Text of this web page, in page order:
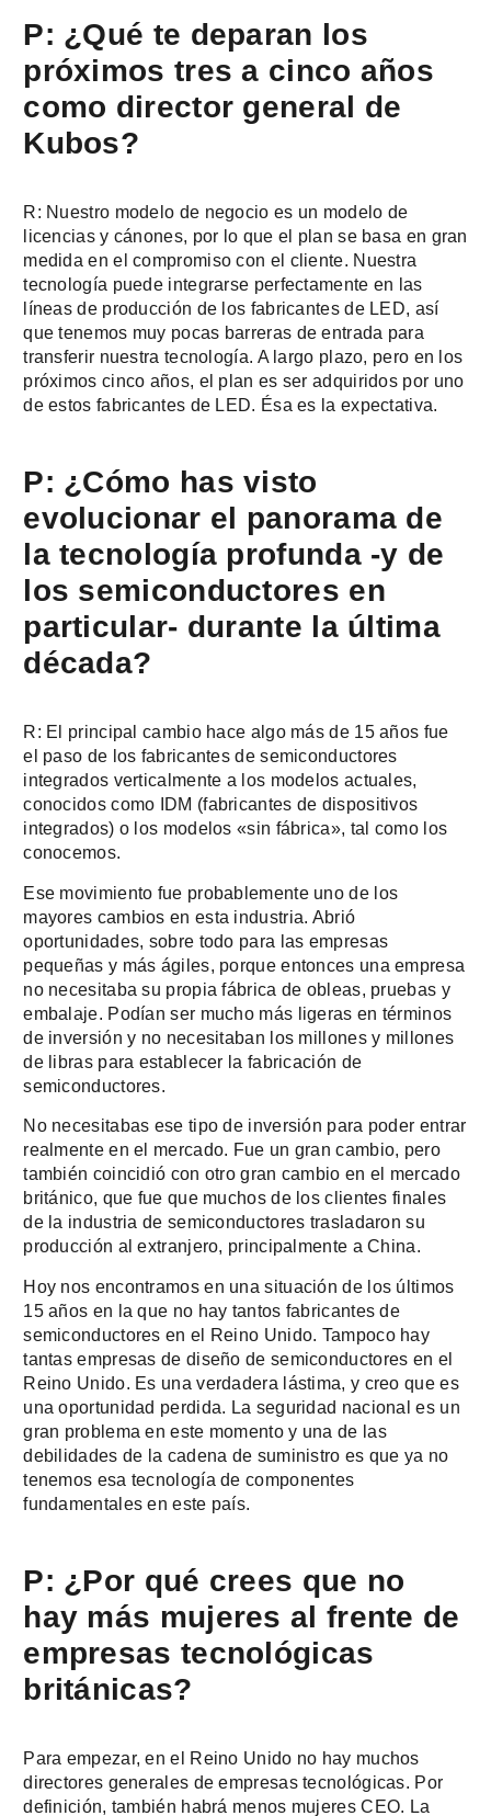
P: ¿Qué te deparan los
próximos tres a cinco años
como director general de
Kubos?
R: Nuestro modelo de negocio es un modelo de
licencias y cánones, por lo que el plan se basa en gran
medida en el compromiso con el cliente. Nuestra
tecnología puede integrarse perfectamente en las
líneas de producción de los fabricantes de LED, así
que tenemos muy pocas barreras de entrada para
transferir nuestra tecnología. A largo plazo, pero en los
próximos cinco años, el plan es ser adquiridos por uno
de estos fabricantes de LED. Ésa es la expectativa.
P: ¿Cómo has visto
evolucionar el panorama de
la tecnología profunda -y de
los semiconductores en
particular- durante la última
década?
R: El principal cambio hace algo más de 15 años fue
el paso de los fabricantes de semiconductores
integrados verticalmente a los modelos actuales,
conocidos como IDM (fabricantes de dispositivos
integrados) o los modelos «sin fábrica», tal como los
conocemos.
Ese movimiento fue probablemente uno de los
mayores cambios en esta industria. Abrió
oportunidades, sobre todo para las empresas
pequeñas y más ágiles, porque entonces una empresa
no necesitaba su propia fábrica de obleas, pruebas y
embalaje. Podían ser mucho más ligeras en términos
de inversión y no necesitaban los millones y millones
de libras para establecer la fabricación de
semiconductores.
No necesitabas ese tipo de inversión para poder entrar
realmente en el mercado. Fue un gran cambio, pero
también coincidió con otro gran cambio en el mercado
británico, que fue que muchos de los clientes finales
de la industria de semiconductores trasladaron su
producción al extranjero, principalmente a China.
Hoy nos encontramos en una situación de los últimos
15 años en la que no hay tantos fabricantes de
semiconductores en el Reino Unido. Tampoco hay
tantas empresas de diseño de semiconductores en el
Reino Unido. Es una verdadera lástima, y creo que es
una oportunidad perdida. La seguridad nacional es un
gran problema en este momento y una de las
debilidades de la cadena de suministro es que ya no
tenemos esa tecnología de componentes
fundamentales en este país.
P: ¿Por qué crees que no
hay más mujeres al frente de
empresas tecnológicas
británicas?
Para empezar, en el Reino Unido no hay muchos
directores generales de empresas tecnológicas. Por
definición, también habrá menos mujeres CEO. La